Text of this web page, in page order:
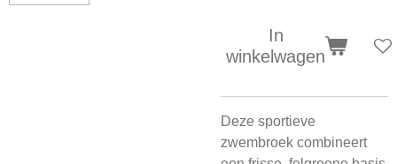
In
winkelwagen
Deze sportieve
zwembroek combineert